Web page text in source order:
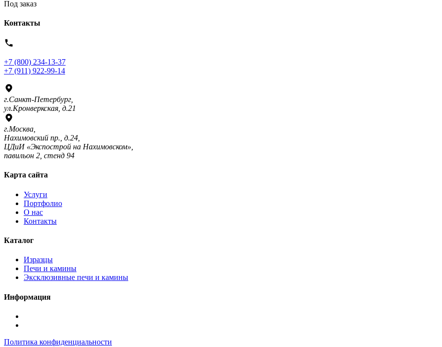
Под заказ
Контакты
+7 (800) 234-13-37
+7 (911) 922-99-14
г.Санкт-Петербург,
ул.Кронверкская, д.21
г.Москва,
Нахимовский пр., д.24,
ЦДиИ «Экспострой на Нахимовском»,
павильон 2, стенд 94
Карта сайта
Услуги
Портфолио
О нас
Контакты
Каталог
Изразцы
Печи и камины
Эксклюзивные печи и камины
Информация
Max
Политика конфиденциальности